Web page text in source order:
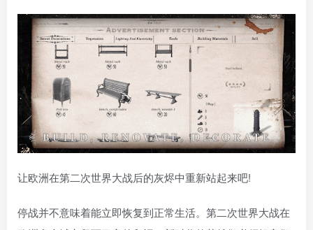
让欧洲在第二次世界大战后的灰烬中重新站起来吧!
停战并不意味着能立即恢复到正常生活。第二次世界大战在